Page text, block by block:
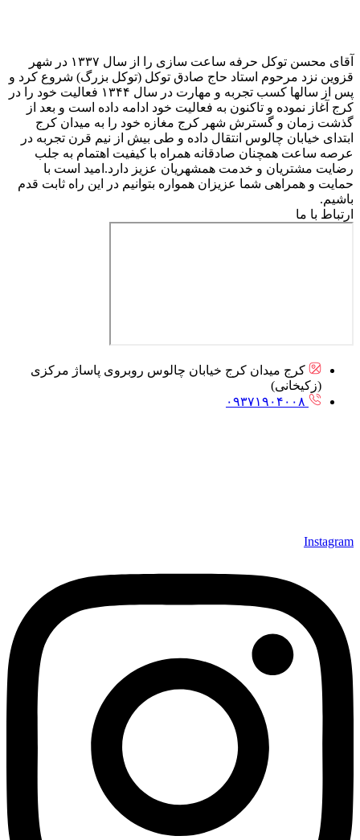
آقای محسن توکل حرفه ساعت سازی را از سال ۱۳۳۷ در شهر
قزوین نزد مرحوم استاد حاج صادق توکل (توکل بزرگ) شروع کرد و
پس از سالها کسب تجربه و مهارت در سال ۱۳۴۴ فعالیت خود را در
کرج آغاز نموده و تاکنون به فعالیت خود ادامه داده است و بعد از
گذشت زمان و گسترش شهر کرج مغازه خود را به میدان کرج
ابتدای خیابان چالوس انتقال داده و طی بیش از نیم قرن تجربه در
عرصه ساعت همچنان صادقانه همراه با کیفیت اهتمام به جلب
رضایت مشتریان و خدمت همشهریان عزیز دارد.امید است با
حمایت و همراهی شما عزیزان همواره بتوانیم در این راه ثابت قدم
باشیم.
ارتباط با ما
کرج میدان کرج خیابان چالوس روبروی پاساژ مرکزی
(زکیخانی)
۰۹۳۷۱۹۰۴۰۰۸
Instagram